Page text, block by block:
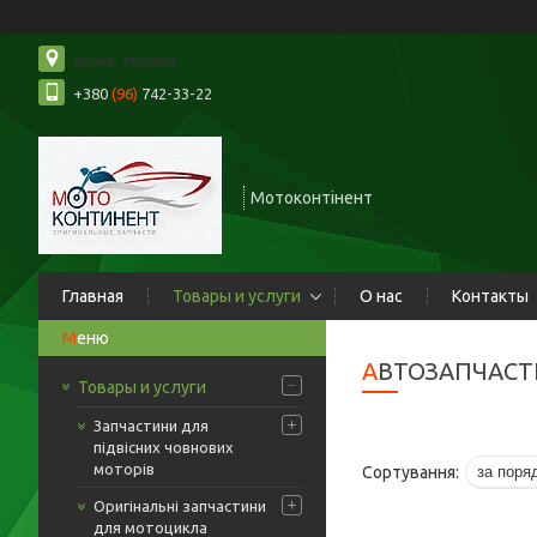
Ірпінь, Україна
+380 (96) 742-33-22
Мотоконтінент
Главная Товары и услуги О нас Контакты
Товары и услуги
Запчастини для
підвісних човнових
моторів
Оригінальні запчастини
для мотоцикла